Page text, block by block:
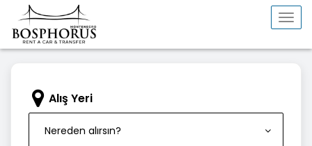
Alış Yeri
Nereden alırsın?